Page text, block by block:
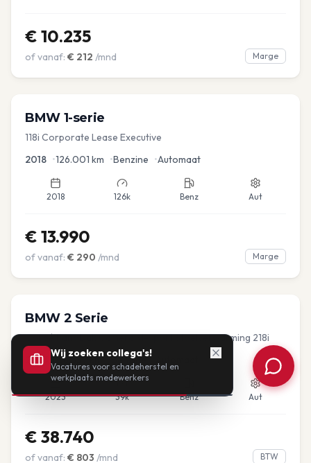
€ 10.235
of vanaf: € 212 /mnd Marge
BMW 1-serie
118i Corporate Lease Executive
2018 •126.001 km •Benzine •Automaat
2018 126k Benz Aut
€ 13.990
of vanaf: € 290 /mnd Marge
BMW 2 Serie
Coupé PanoDak Camera M-sport Stoelverwarming 218i
2023
•38.537km •Benzine
2023 39k Benz Aut
€ 38.740
of vanaf: € 803 /mnd BTW
Wij zoeken collega's!
Vacatures voor schadeherstel en
werkplaats medewerkers